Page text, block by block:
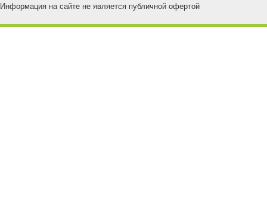
Информация на сайте не является публичной офертой